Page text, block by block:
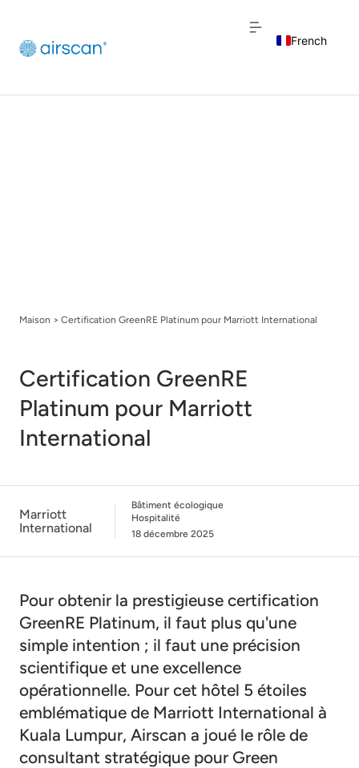
French
Dutch
Maison > Certification GreenRE Platinum pour Marriott International
Certification GreenRE
Platinum pour Marriott
International
Marriott
International
Bâtiment écologique
Hospitalité
18 décembre 2025
Pour obtenir la prestigieuse certification
GreenRE Platinum, il faut plus qu'une
simple intention ; il faut une précision
scientifique et une excellence
opérationnelle. Pour cet hôtel 5 étoiles
emblématique de Marriott International à
Kuala Lumpur, Airscan a joué le rôle de
consultant stratégique pour Green